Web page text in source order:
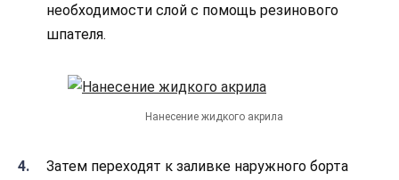
необходимости слой с помощь резинового
шпателя.
Нанесение жидкого акрила
Затем переходят к заливке наружного борта